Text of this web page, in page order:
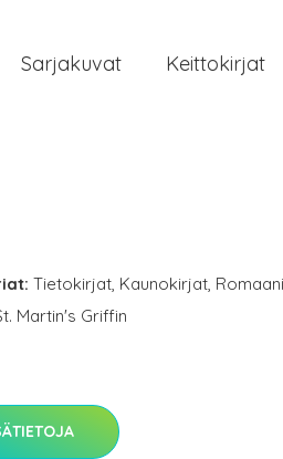
Sarjakuvat Keittokirjat
Tietokirjat, Kaunokirjat,
Martin's Griffin